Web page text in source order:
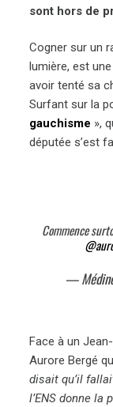
sont hors de
Cogner sur un
lumière, est
avoir tenté sa
Surfant sur la
gauchisme »,
députée s’est
Commence
—
Face à un
Aurore Bergé
disait qu’il
l’ENS donne la